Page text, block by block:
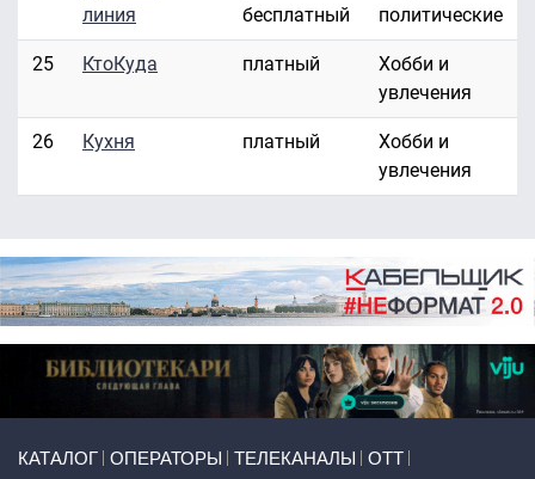
линия
бесплатный
политические
25 КтоКуда платный
Хобби и
увлечения
26 Кухня платный
Хобби и
увлечения
КАТАЛОГ ОПЕРАТОРЫ ТЕЛЕКАНАЛЫ ОТТ